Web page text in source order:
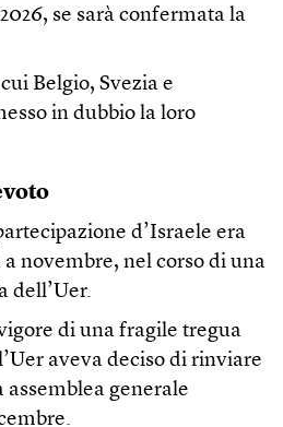
se sarà confermata la
Belgio, Svezia e
in dubbio la loro
d’Israele era
novembre, nel corso di una
dell’Uer.
di una fragile tregua
aveva deciso di rinviare
assemblea generale